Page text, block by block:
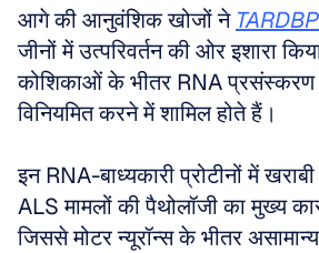
आगे की आनुवंशिक खोजों ने TARDBP
जीनों में उत्परिवर्तन की ओर इशारा
कोशिकाओं के भीतर RNA प्रसंस्करण
विनियमित करने में शामिल होते हैं।
इन RNA-बाध्यकारी प्रोटीनों में
ALS मामलों की पैथोलॉजी का मुख्य
जिससे मोटर न्यूरॉन्स के भीतर